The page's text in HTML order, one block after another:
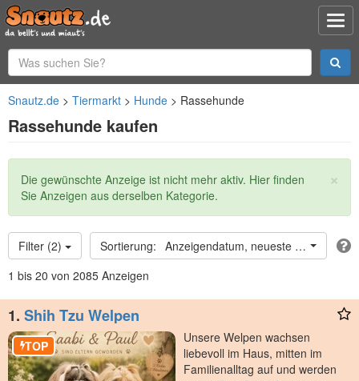
Snautz.de Tiermarkt Hunde Rassehunde
Rassehunde kaufen
×
Statusmeldung
Die gewünschte Anzeige ist nicht mehr aktiv. Hier finden
Sie Anzeigen aus derselben Kategorie.
Filter (2)
Anzeigendatum, neueste oben
1 bis 20 von 2085 Anzeigen
1. Shih Tzu Welpen
TOP
Unsere Welpen wachsen
liebevoll im Haus, mitten im
Familienalltag auf und werden